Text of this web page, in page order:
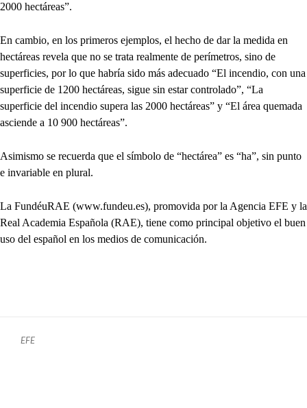
2000 hectáreas”.
En cambio, en los primeros ejemplos, el hecho de dar la medida en
hectáreas revela que no se trata realmente de perímetros, sino de
superficies, por lo que habría sido más adecuado “El incendio, con una
superficie de 1200 hectáreas, sigue sin estar controlado”, “La
superficie del incendio supera las 2000 hectáreas” y “El área quemada
asciende a 10 900 hectáreas”.
Asimismo se recuerda que el símbolo de “hectárea” es “ha”, sin punto
e invariable en plural.
La FundéuRAE (www.fundeu.es), promovida por la Agencia EFE y la
Real Academia Española (RAE), tiene como principal objetivo el buen
uso del español en los medios de comunicación.
EFE